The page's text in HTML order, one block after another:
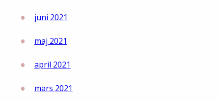
juni 2021
maj 2021
april 2021
mars 2021